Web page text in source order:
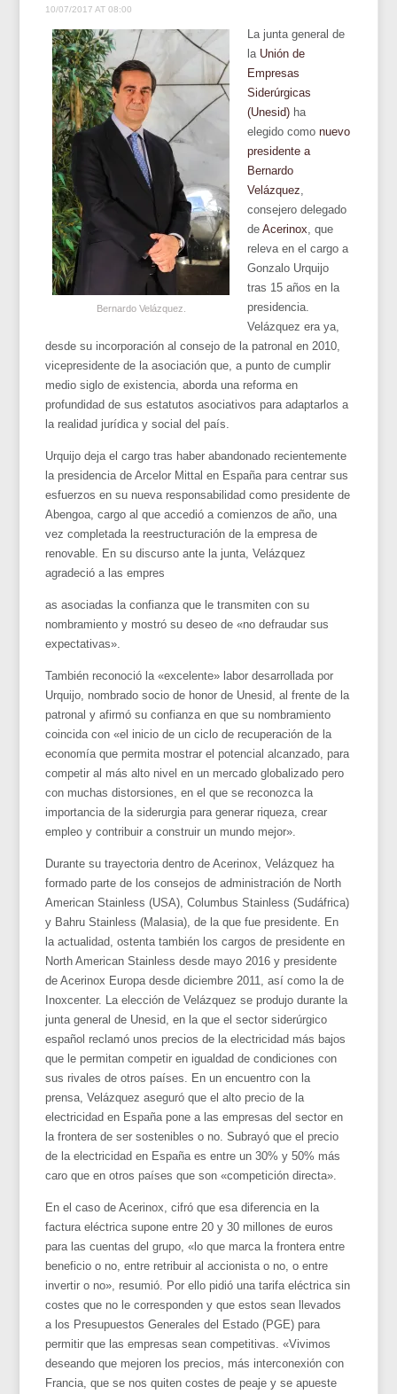
10/07/2017 AT 08:00
Bernardo Velázquez.
La junta general de
la Unión de
Empresas
Siderúrgicas
(Unesid) ha
elegido comonuevo
presidente a
Bernardo
Velázquez
consejero delegado
deAcerinox , que
releva en el cargo a
Gonzalo Urquijo
tras 15 años en la
presidencia.
Velázquez era ya,
desde su incorporación al consejo de la patronal en 2010,
vicepresidente de la asociación que, a punto de cumplir
medio siglo de existencia, aborda una reforma en
profundidad de sus estatutos asociativos para adaptarlos a
la realidad jurídica y social del país.
Urquijo deja el cargo tras haber abandonado recientemente
la presidencia de Arcelor Mittal en España para centrar sus
esfuerzos en su nueva responsabilidad como presidente de
Abengoa, cargo al que accedió a comienzos de año, una
vez completada la reestructuración de la empresa de
renovable. En su discurso ante la junta, Velázquez
agradeció a las empres
as asociadas la confianza que le transmiten con su
nombramiento y mostró su deseo de «no defraudar sus
expectativas».
También reconoció la «excelente» labor desarrollada por
Urquijo, nombrado socio de honor de Unesid, al frente de la
patronal y afirmó su confianza en que su nombramiento
coincida con «el inicio de un ciclo de recuperación de la
economía que permita mostrar el potencial alcanzado, para
competir al más alto nivel en un mercado globalizado pero
con muchas distorsiones, en el que se reconozca la
importancia de la siderurgia para generar riqueza, crear
empleo y contribuir a construir un mundo mejor».
Durante su trayectoria dentro de Acerinox, Velázquez ha
formado parte de los consejos de administración de North
American Stainless (USA), Columbus Stainless (Sudáfrica)
y Bahru Stainless (Malasia), de la que fue presidente. En
la actualidad, ostenta también los cargos de presidente en
North American Stainless desde mayo 2016 y presidente
de Acerinox Europa desde diciembre 2011, así como la de
Inoxcenter. La elección de Velázquez se produjo durante la
junta general de Unesid, en la que el sector siderúrgico
español reclamó unos precios de la electricidad más bajos
que le permitan competir en igualdad de condiciones con
sus rivales de otros países. En un encuentro con la
prensa, Velázquez aseguró que el alto precio de la
electricidad en España pone a las empresas del sector en
la frontera de ser sostenibles o no. Subrayó que el precio
de la electricidad en España es entre un 30% y 50% más
caro que en otros países que son «competición directa».
En el caso de Acerinox, cifró que esa diferencia en la
factura eléctrica supone entre 20 y 30 millones de euros
para las cuentas del grupo, «lo que marca la frontera entre
beneficio o no, entre retribuir al accionista o no, o entre
invertir o no», resumió. Por ello pidió una tarifa eléctrica sin
costes que no le corresponden y que estos sean llevados
a los Presupuestos Generales del Estado (PGE) para
permitir que las empresas sean competitivas. «Vivimos
deseando que mejoren los precios, más interconexión con
Francia, que se nos quiten costes de peaje y se apueste